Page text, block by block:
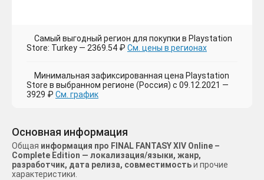
Самый выгодный регион для покупки в Playstation
Store: Turkey — 2369.54 ₽ См. цены в регионах
Минимальная зафиксированная цена Playstation
Store в выбранном регионе (Россия) с 09.12.2021 —
3929 ₽ См. график
Основная информация
Общая информация про FINAL FANTASY XIV Online –
Complete Edition — локализация/языки, жанр,
разработчик, дата релиза, совместимостьи прочие
характеристики.